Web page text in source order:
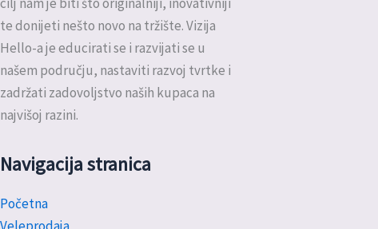
te donijeti nešto novo na tržište. Vizija
Hello-a je educirati se i razvijati se u
našem području, nastaviti razvoj tvrtke i
zadržati zadovoljstvo naših kupaca na
najvišoj razini.
Navigacija stranica
Početna